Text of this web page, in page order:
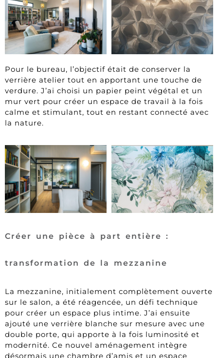
Pour le bureau, l’objectif était de conserver la
verrière atelier tout en apportant une touche de
verdure. J’ai choisi un papier peint végétal et un
mur vert pour créer un espace de travail à la fois
calme et stimulant, tout en restant connecté avec
la nature.
Créer une pièce à part entière :
transformation de la mezzanine
La mezzanine, initialement complètement ouverte
sur le salon, a été réagencée, un défi technique
pour créer un espace plus intime. J’ai ensuite
ajouté une verrière blanche sur mesure avec une
double porte, qui apporte à la fois luminosité et
modernité. Ce nouvel aménagement intègre
désormais une chambre d’amis et un espace